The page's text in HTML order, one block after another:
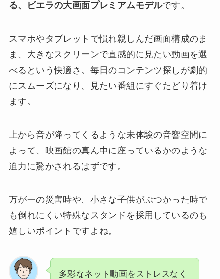
る、ビエラの大画面プレミアムモデルです。
スマホやタブレットで慣れ親しんだ画面構成のま
ま、大きなスクリーンで直感的に見たい動画を選
べるという快適さ。毎日のコンテンツ探しが劇的
にスムーズになり、見たい番組にすぐたどり着け
ます。
上から音が降ってくるような未体験の音響空間に
よって、映画館の真ん中に座っているかのような
迫力に驚かされるはずです。
万が一の災害時や、小さな子供がぶつかった時で
も倒れにくい特殊なスタンドを採用しているのも
嬉しいポイントですよね。
多彩なネット動画をストレスなく